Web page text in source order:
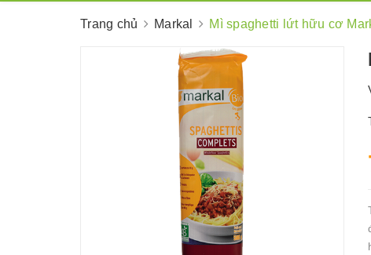
Trang chủ Markal Mì spaghetti lứt hữu cơ